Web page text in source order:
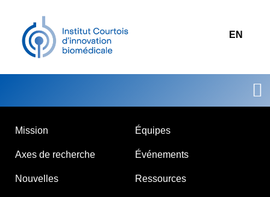
EN
Mission Équipes
Axes de recherche Événements
Nouvelles Ressources